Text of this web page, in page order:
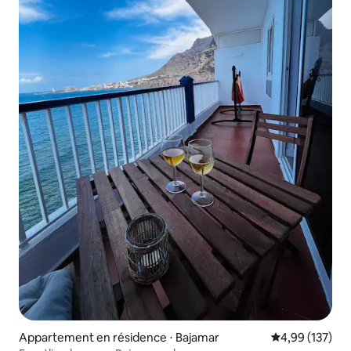
Appartement en résidence ⋅ Bajamar Évaluation
4,99 (137)